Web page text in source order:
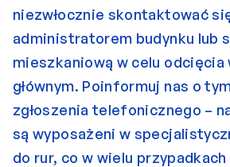
niezwłocznie skontaktować
administratorem budynku lub
mieszkaniową w celu odcięcia
głównym. Poinformuj nas o
zgłoszenia telefonicznego –
są wyposażeni w
do rur, co w wielu przypadkach